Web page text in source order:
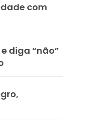
com
diga “não”